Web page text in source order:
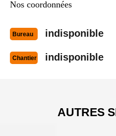
Nos coordonnées
Bureau indisponible
Chantier indisponible
AUTRES